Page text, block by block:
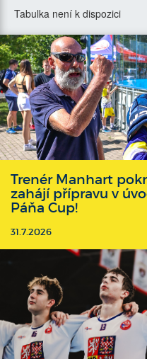
Tabulka není k dispozici
Trenér Manhart
zahájí přípravu v
Páňa Cup!
31.7.2026